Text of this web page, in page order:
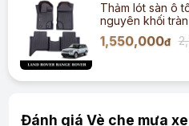
Thảm lót sàn ô
nguyên khối
1,550,000đ
Đánh giá Vè che mưa